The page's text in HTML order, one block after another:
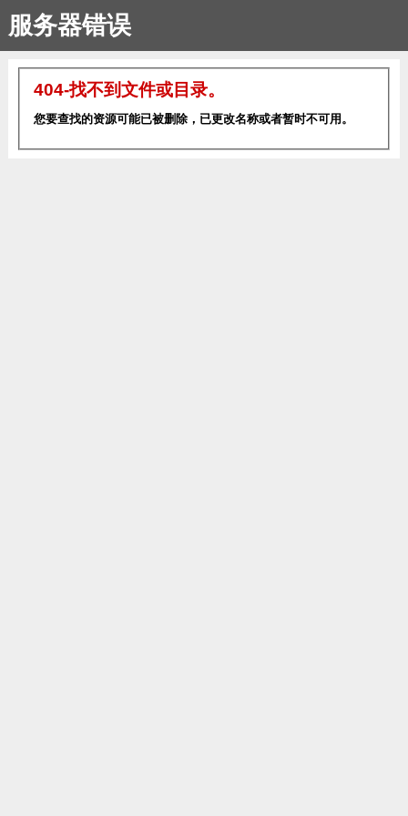
服务器错误
404-找不到文件或目录。
您要查找的资源可能已被删除，已更改名称或者暂时不可用。